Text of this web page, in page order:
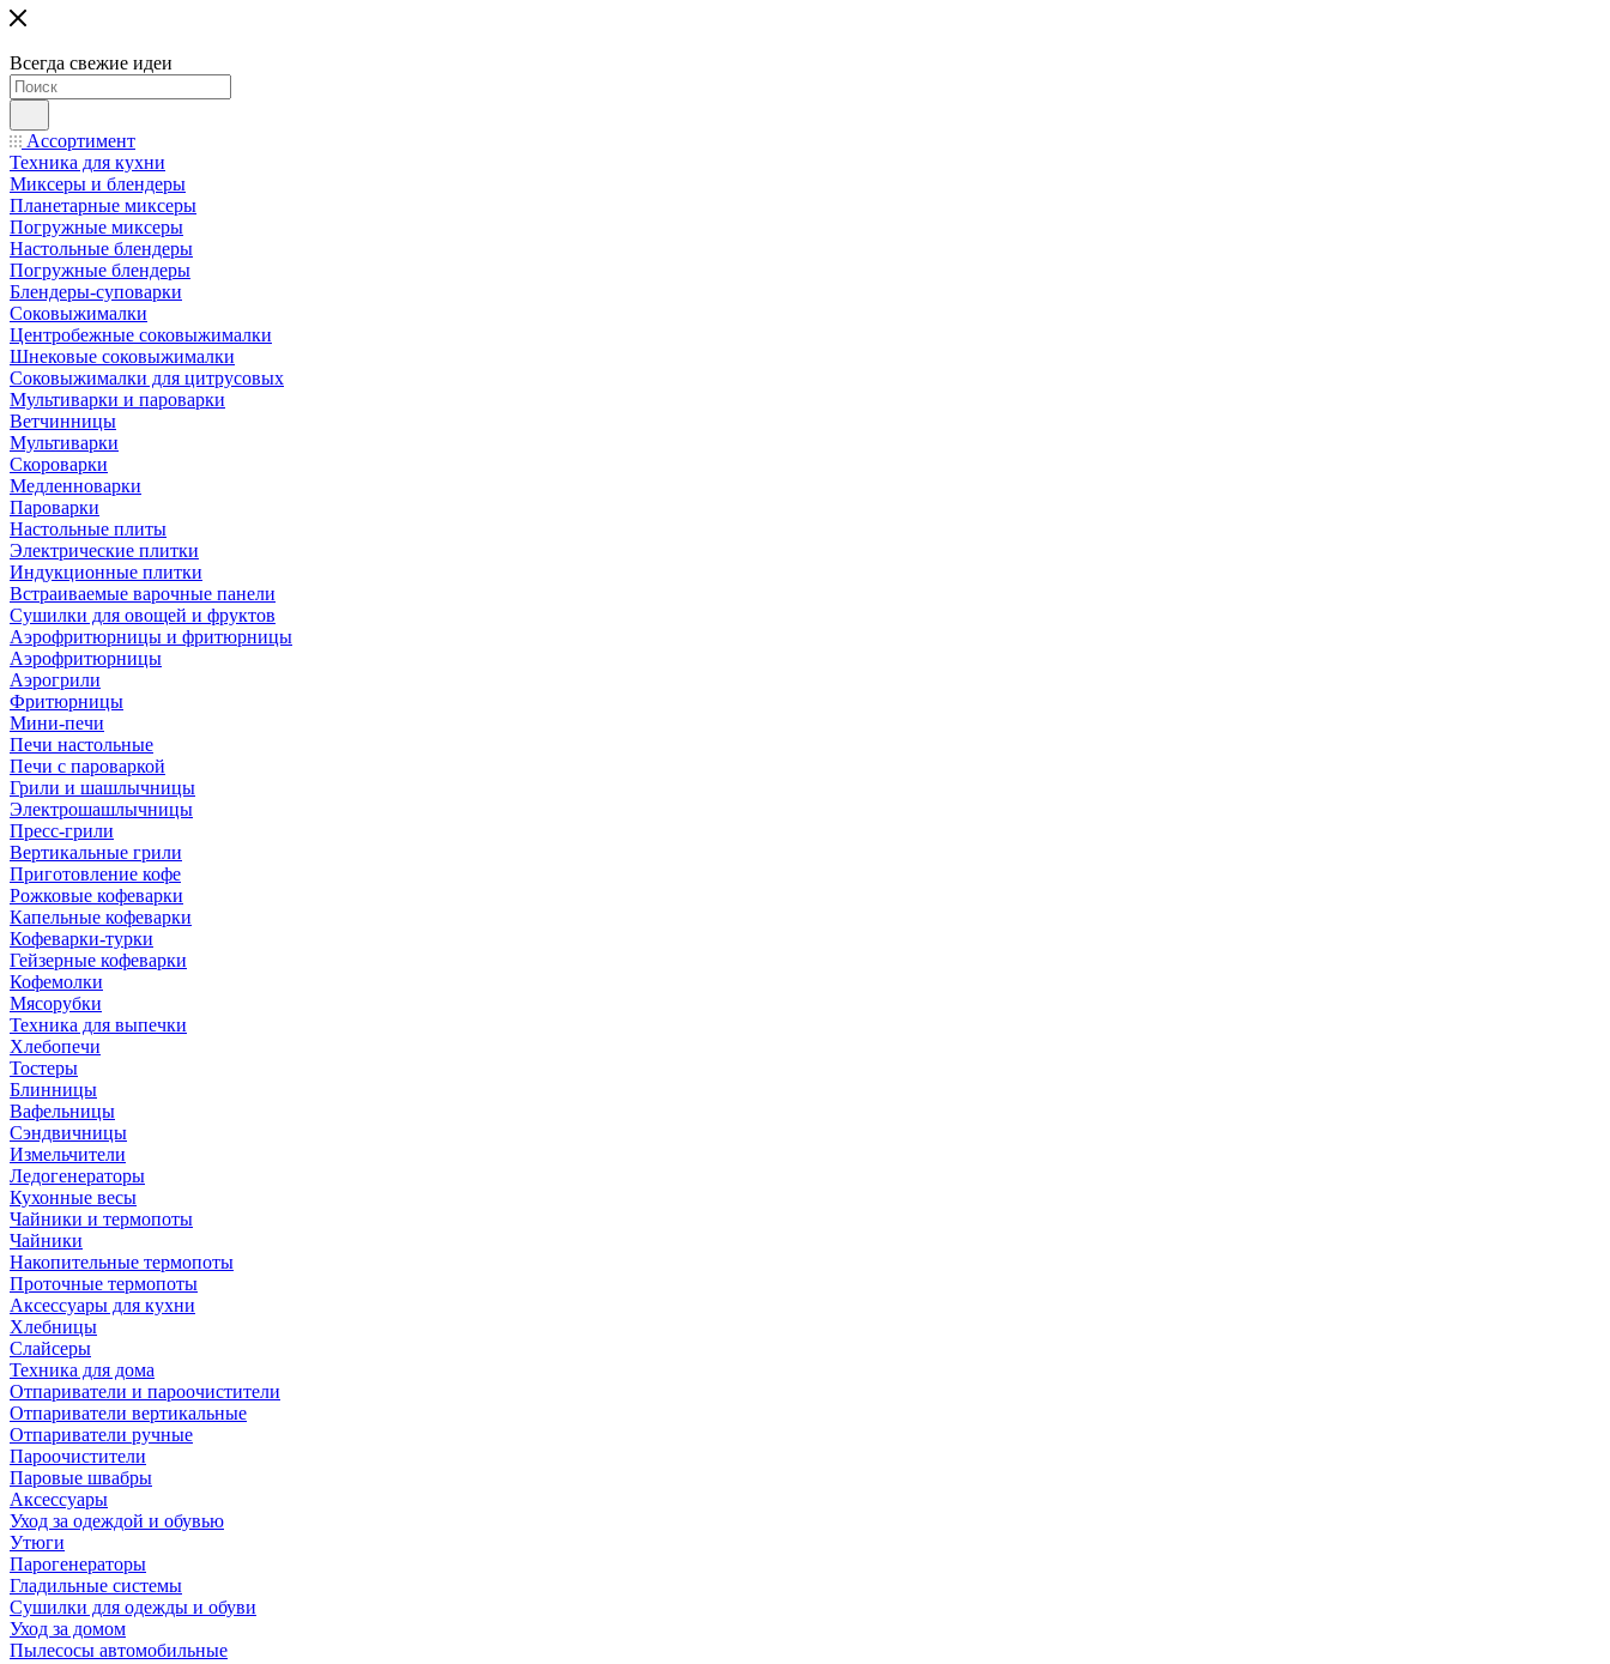
Всегда свежие идеи
Ассортимент
Техника для кухни
Миксеры и блендеры
Планетарные миксеры
Погружные миксеры
Настольные блендеры
Погружные блендеры
Блендеры-суповарки
Соковыжималки
Центробежные соковыжималки
Шнековые соковыжималки
Соковыжималки для цитрусовых
Мультиварки и пароварки
Ветчинницы
Мультиварки
Скороварки
Медленноварки
Пароварки
Настольные плиты
Электрические плитки
Индукционные плитки
Встраиваемые варочные панели
Сушилки для овощей и фруктов
Аэрофритюрницы и фритюрницы
Аэрофритюрницы
Аэрогрили
Фритюрницы
Мини-печи
Печи настольные
Печи с пароваркой
Грили и шашлычницы
Электрошашлычницы
Пресс-грили
Вертикальные грили
Приготовление кофе
Рожковые кофеварки
Капельные кофеварки
Кофеварки-турки
Гейзерные кофеварки
Кофемолки
Мясорубки
Техника для выпечки
Хлебопечи
Тостеры
Блинницы
Вафельницы
Сэндвичницы
Измельчители
Ледогенераторы
Кухонные весы
Чайники и термопоты
Чайники
Накопительные термопоты
Проточные термопоты
Аксессуары для кухни
Хлебницы
Слайсеры
Техника для дома
Отпариватели и пароочистители
Отпариватели вертикальные
Отпариватели ручные
Пароочистители
Паровые швабры
Аксессуары
Уход за одеждой и обувью
Утюги
Парогенераторы
Гладильные системы
Сушилки для одежды и обуви
Уход за домом
Пылесосы автомобильные